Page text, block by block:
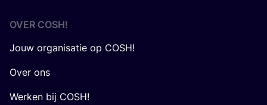
OVER COSH!
Jouw organisatie op COSH!
Over ons
Werken bij COSH!